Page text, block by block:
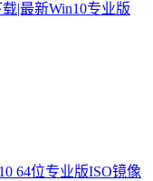
|最新Win10专业版
64位专业版ISO镜像